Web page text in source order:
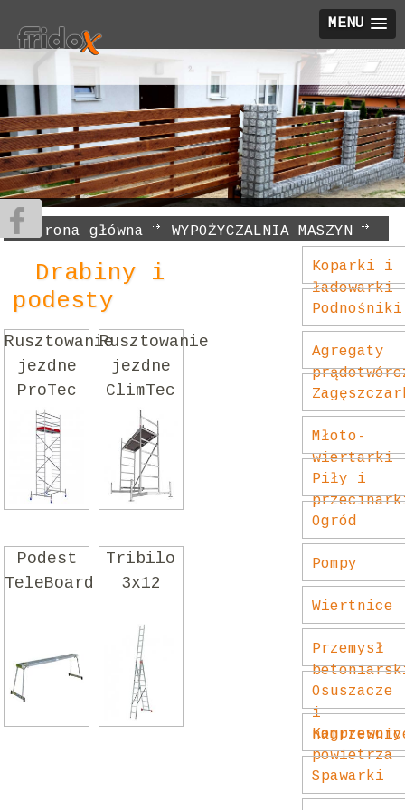
MENU
Strona główna
WYPOŻYCZALNIA MASZYN
Drabiny i podesty
Drabiny i
podesty
Rusztowanie
jezdne
ProTec
Rusztowanie
jezdne
ClimTec
Podest
TeleBoard
Tribilo
3x12
Koparki i
ładowarki
Podnośniki
Agregaty
Młoto-
wiertarki
Piły i
Ogród
Pompy
Wiertnice
Przemysł
Osuszacze
i
Kompresory
powietrza
Spawarki